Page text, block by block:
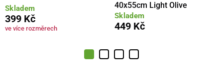
Skladem
399 Kč
ve více rozměrech
40x55cm Light Olive
Skladem
449 Kč